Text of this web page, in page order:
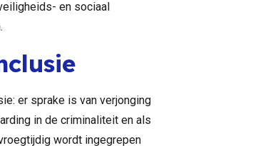
en sociaal
er sprake is van verjonging
in de criminaliteit en als
wordt ingegrepen